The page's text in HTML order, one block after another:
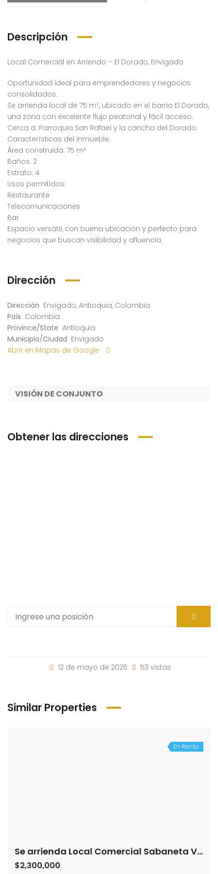
Descripción
Local Comercial en Arriendo – El Dorado, Envigado
Oportunidad ideal para emprendedores y negocios
consolidados.
Se arrienda local de 75 m², ubicado en el barrio El Dorado,
una zona con excelente flujo peatonal y fácil acceso.
Cerca a: Parroquia San Rafael y la cancha del Dorado.
Características del inmueble:
Área construida: 75 m²
Baños: 2
Estrato: 4
Usos permitidos:
Restaurante
Telecomunicaciones
Bar
Espacio versátil, con buena ubicación y perfecto para
negocios que buscan visibilidad y afluencia.
Dirección
Dirección Envigado, Antioquia, Colombia
País Colombia
Province/State Antioquia
Municipio/Ciudad Envigado
Abrir en Mapas de Google
VISIÓN DE CONJUNTO
Obtener las direcciones
12 de mayo de 2026 53 vistas
Similar Properties
En Renta
Se arrienda Local Comercial Sabaneta Virgen del Carmen (193458426)
$2,300,000
$2,200,000
Alto Las Flores, Sabaneta, Antioquia, Colombia